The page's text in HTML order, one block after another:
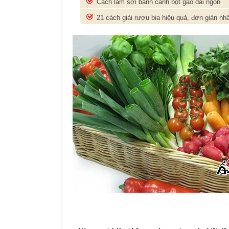
Cách làm sợi bánh canh bột gạo dai ngon
21 cách giải rượu bia hiệu quả, đơn giản